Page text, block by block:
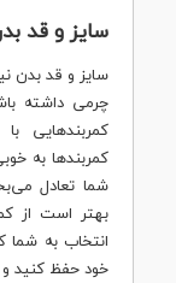
سایز و قد
سایز و قد بدن
چرمی داشته
کمربندهایی
کمربندها به
شما تعادل
بهتر است از
انتخاب به
خود حفظ کنید و